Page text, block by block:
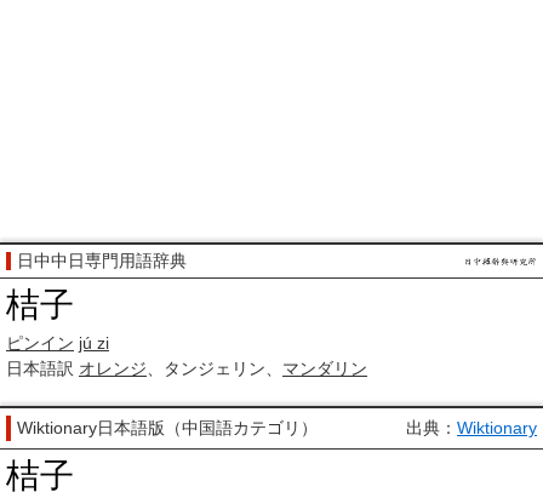
日中中日専門用語辞典
桔子
ピンイン jú zi
日本語訳 オレンジ 、タンジェリン、 マンダリン
Wiktionary日本語版（中国語カテゴリ） 出典： Wiktionary
桔子